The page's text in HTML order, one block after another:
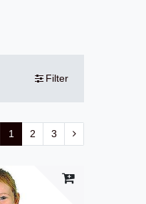
Filter
1 2 3